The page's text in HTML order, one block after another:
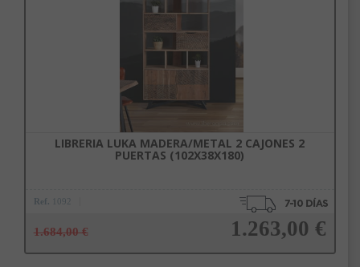
LIBRERIA LUKA MADERA/METAL 2 CAJONES 2
PUERTAS (102X38X180)
Ref. 1092
1.684,00 € 1.263,00 €